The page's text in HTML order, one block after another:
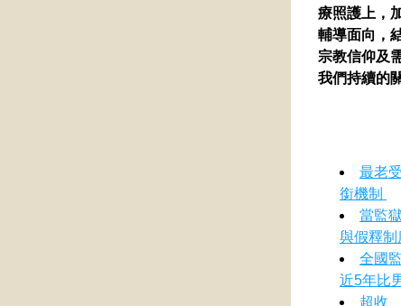
療照護上，
輔導面向，
宗教信仰及
我們持續的
最老
銜機制
當監
與假釋制
全國
近5年比
超收